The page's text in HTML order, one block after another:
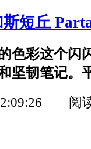
短丘
色彩这个闪
坚韧笔记。
阅